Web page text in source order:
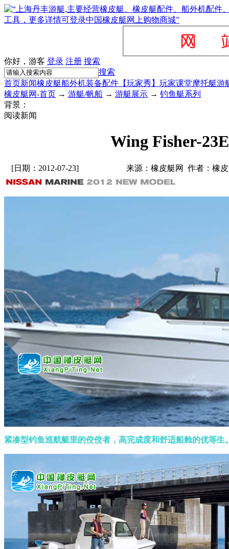
你好，游客 登录 注册 搜索
搜索
首页新闻橡皮艇船外机装备配件 【玩家秀】 玩家课堂摩托艇游
橡皮艇网-首页 → 游艇/帆船 → 游艇展示 → 钓鱼艇系列
背景：
阅读新闻
Wing Fisher-
[日期：2012-07-23] 来源：橡皮艇网 作者：橡
紧凑型钓鱼巡航艇里的佼佼者，高完成度和舒适船舱的优等生